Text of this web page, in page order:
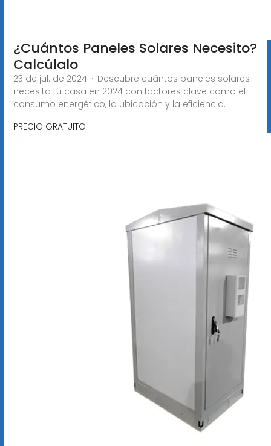
¿Cuántos Paneles Solares Necesito?
Calcúlalo
23 de jul. de 2024 · Descubre cuántos paneles solares
necesita tu casa en 2024 con factores clave como el
consumo energético, la ubicación y la eficiencia.
PRECIO GRATUITO